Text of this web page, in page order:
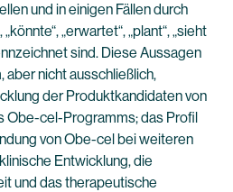
und in einigen Fällen durch
„erwartet“, „plant“, „sieht
sind. Diese Aussagen
aber nicht ausschließlich,
der Produktkandidaten von
Obe-cel-Programms; das Profil
von Obe-cel bei weiteren
Entwicklung, die
und das therapeutische